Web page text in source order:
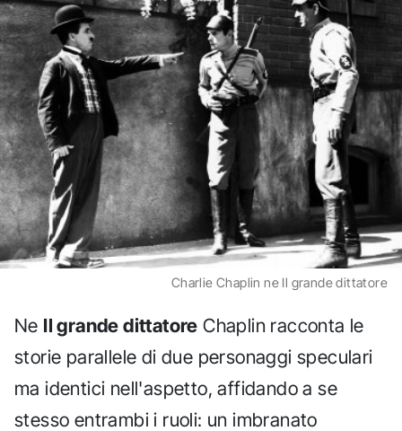
Charlie Chaplin ne Il grande dittatore
Ne Il grande dittatore Chaplin racconta le
storie parallele di due personaggi speculari
ma identici nell'aspetto, affidando a se
stesso entrambi i ruoli: un imbranato